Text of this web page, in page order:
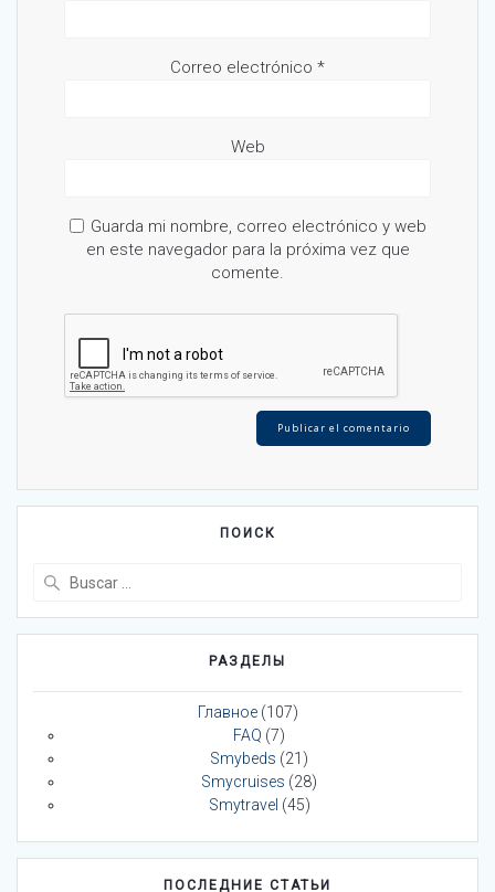
Correo electrónico *
Web
Guarda mi nombre, correo electrónico y web
en este navegador para la próxima vez que
comente.
ПОИСК
РАЗДЕЛЫ
Главное(107)
FAQ (7)
Smybeds (21)
Smycruises (28)
Smytravel (45)
ПОСЛЕДНИЕ СТАТЬИ